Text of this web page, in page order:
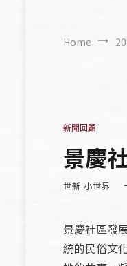
Home
新聞回顧
景慶
世新 小世界
景慶社區發
統的民俗文